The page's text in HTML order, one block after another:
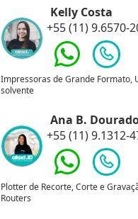
Kelly Costa
+55 (11) 9.6570-
Impressoras de Grande Formato,
solvente
Ana B.
+55 (11) 9.1312-
Plotter de Recorte, Corte e
Routers